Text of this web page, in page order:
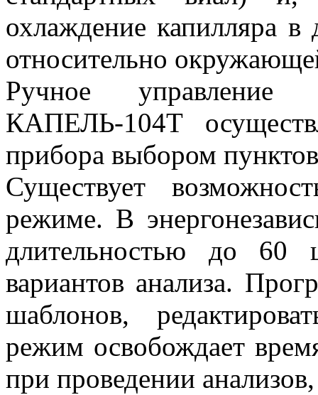
охлаждение капилляра
относительно
Ручное управление
КАПЕЛЬ-104Т
прибора выбором
Существует
режиме. В
длительностью до 60
вариантов анализа.
шаблонов,
режим освобождает
при проведении